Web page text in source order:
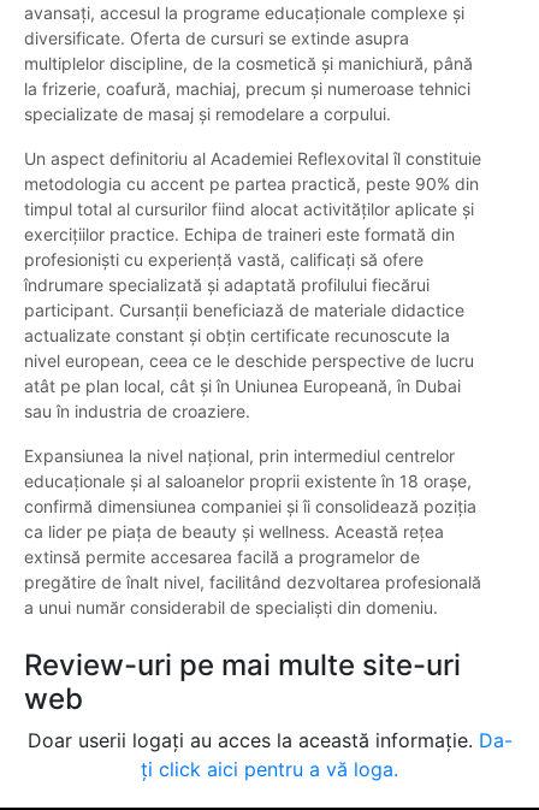
avansați, accesul la programe educaționale complexe și
diversificate. Oferta de cursuri se extinde asupra
multiplelor discipline, de la cosmetică și manichiură, până
la frizerie, coafură, machiaj, precum și numeroase tehnici
specializate de masaj și remodelare a corpului.
Un aspect definitoriu al Academiei Reflexovital îl constituie
metodologia cu accent pe partea practică, peste 90% din
timpul total al cursurilor fiind alocat activităților aplicate și
exercițiilor practice. Echipa de traineri este formată din
profesioniști cu experiență vastă, calificați să ofere
îndrumare specializată și adaptată profilului fiecărui
participant. Cursanții beneficiază de materiale didactice
actualizate constant și obțin certificate recunoscute la
nivel european, ceea ce le deschide perspective de lucru
atât pe plan local, cât și în Uniunea Europeană, în Dubai
sau în industria de croaziere.
Expansiunea la nivel național, prin intermediul centrelor
educaționale și al saloanelor proprii existente în 18 orașe,
confirmă dimensiunea companiei și îi consolidează poziția
ca lider pe piața de beauty și wellness. Această rețea
extinsă permite accesarea facilă a programelor de
pregătire de înalt nivel, facilitând dezvoltarea profesională
a unui număr considerabil de specialiști din domeniu.
Review-uri pe mai multe site-uri
web
Doar userii logați au acces la această informație. Da-
ți click aici pentru a vă loga.